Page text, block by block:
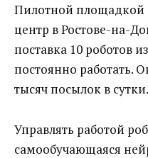
Пилотной площадкой
центр в Ростове-на-
поставка 10 роботов
постоянно работать.
тысяч посылок в сутки.
Управлять работой
самообучающаяся